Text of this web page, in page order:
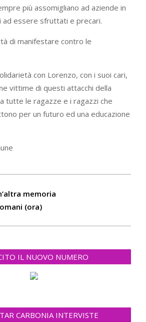
più assomigliano ad aziende in
ad essere sfruttati e precari.
di manifestare contro le
con Lorenzo, con i suoi cari,
vittime di questi attacchi della
tutte le ragazze e i ragazzi che
per un futuro ed una educazione
memoria
(ora)
IL NUOVO NUMERO
CARBONIA INTERVISTE